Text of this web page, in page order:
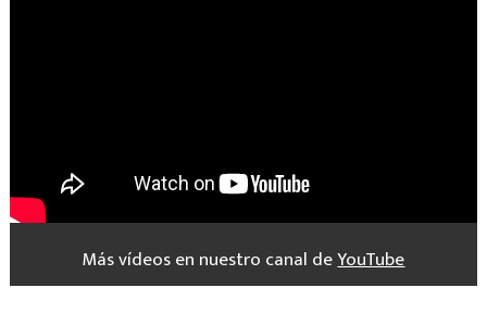
Más vídeos en nuestro canal deYouTube